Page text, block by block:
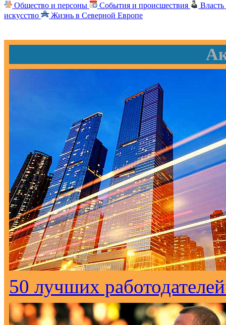
Общество и персоны События и происшествия
искусство
Жизнь в Северной Европе
50 лучших